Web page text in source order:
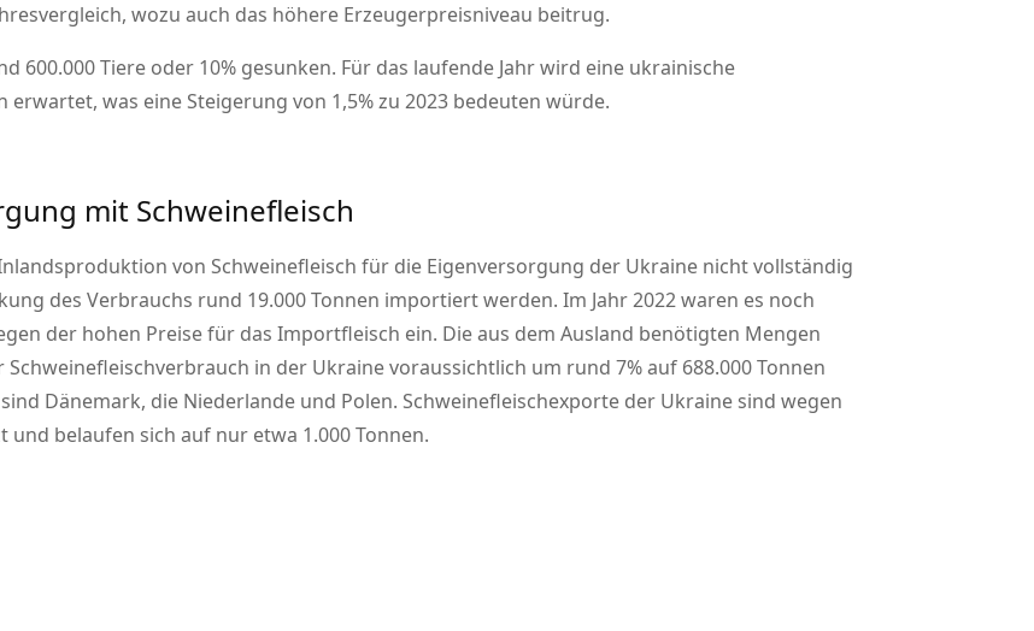
wozu auch das höhere Erzeugerpreisniveau beitrug.
600.000 Tiere oder 10% gesunken. Für das laufende Jahr wird eine ukrainische
erwartet, was eine Steigerung von 1,5% zu 2023 bedeuten würde.
mit Schweinefleisch
von Schweinefleisch für die Eigenversorgung der Ukraine nicht vollständig
des Verbrauchs rund 19.000 Tonnen importiert werden. Im Jahr 2022 waren es noch
der hohen Preise für das Importfleisch ein. Die aus dem Ausland benötigten Mengen
in der Ukraine voraussichtlich um rund 7% auf 688.000 Tonnen
Dänemark, die Niederlande und Polen. Schweinefleischexporte der Ukraine sind wegen
und belaufen sich auf nur etwa 1.000 Tonnen.